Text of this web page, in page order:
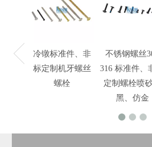
冷镦标准件、非
标定制机牙螺丝
螺栓
不锈钢螺丝
316 标准件、
定制螺栓喷
黑、仿金